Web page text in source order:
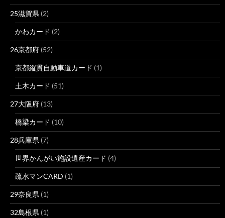
25滋賀県 (2)
かわカード (2)
26京都府 (52)
京都縦貫自動車道カード (1)
土木カード (51)
27大阪府 (13)
橋梁カード (10)
28兵庫県 (7)
世界かんがい施設遺産カード (4)
疏水マンCARD (1)
29奈良県 (1)
32島根県 (1)